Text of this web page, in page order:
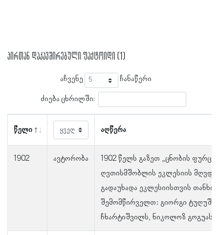
პირთან დაკავშირებული ფაქტოიდი (1)
აჩვენე ჩანაწერი
ძიება ცხრილში:
წელი აღწერა
1902 ავტორობა
1902 წელს გაზეთ „ცნობის
ღვთისმშობლის ეკლესიის
გადაუხადა ეკლესიისთვის თანხის
შემომწირველთ: გიორგი
ჩხარტიშვილს, ნიკოლოზ გოგუას.